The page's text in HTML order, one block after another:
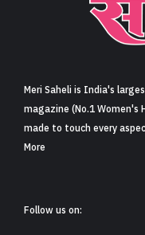
Meri Saheli is India's
magazine (No.1 Women's
made to touch every
More
Follow us on: